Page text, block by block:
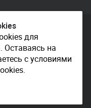
2026
для
Оставаясь на
с условиями